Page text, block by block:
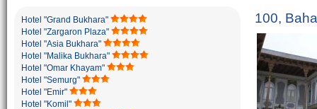
Hotel "Grand Bukhara"
Hotel "Zargaron Plaza"
Hotel "Asia Bukhara"
Hotel "Malika Bukhara"
Hotel "Omar Khayam"
Hotel "Semurg"
Hotel "Emir"
Hotel "Komil"
100,